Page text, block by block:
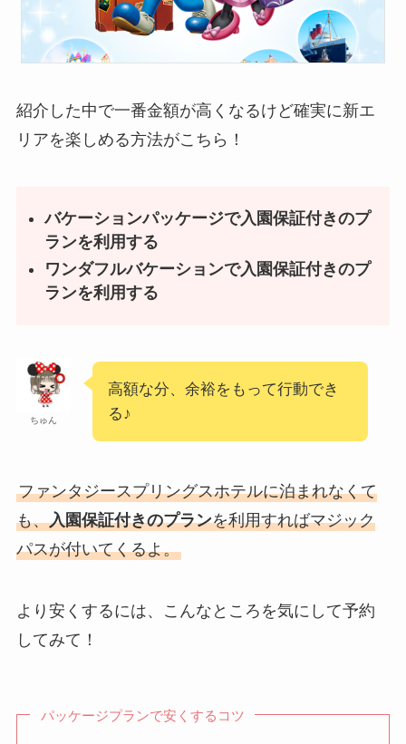
紹介した中で一番金額が高くなるけど確実に新エ
リアを楽しめる方法がこちら！
バケーションパッケージで入園保証付きのプ
ランを利用する
ワンダフルバケーションで入園保証付きのプ
ランを利用する
ちゅん
高額な分、余裕をもって行動でき
る♪
ファンタジースプリングスホテルに泊まれなくて
も、入園保証付きのプランを利用すればマジック
パスが付いてくるよ。
より安くするには、こんなところを気にして予約
してみて！
パッケージプランで安くするコツ